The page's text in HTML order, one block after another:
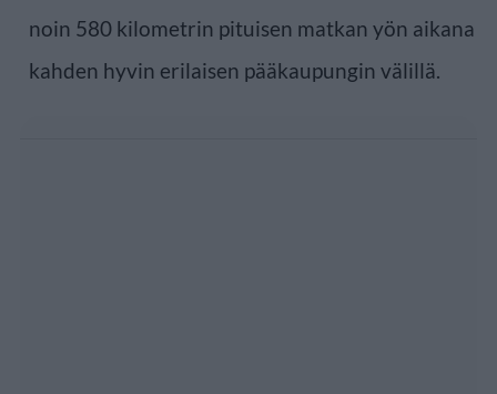
noin 580 kilometrin pituisen matkan yön aikana
kahden hyvin erilaisen pääkaupungin välillä.